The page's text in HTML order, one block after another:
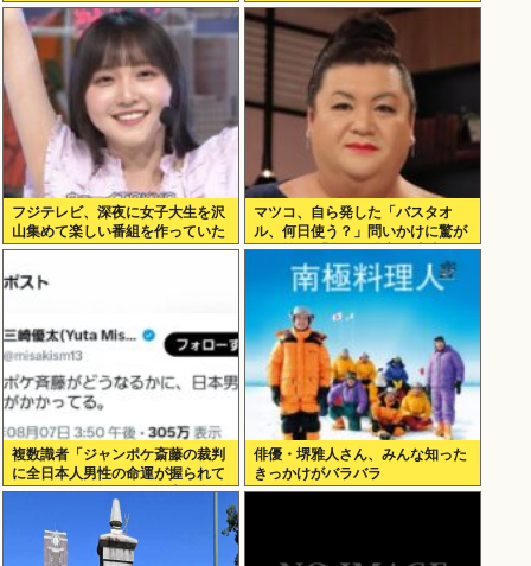
フジテレビ、深夜に女子大生を沢
山集めて楽しい番組を作っていた
www
マツコ、自ら発した「バスタオ
ル、何日使う？」問いかけに驚が
くの答え 「今日は全部、本当のこ
と言うわ」
複数識者「ジャンポケ斎藤の裁判
に全日本人男性の命運が握られて
いる。これでだめなら日本男全員
俳優・堺雅人さん、みんな知った
きっかけがバラバラ